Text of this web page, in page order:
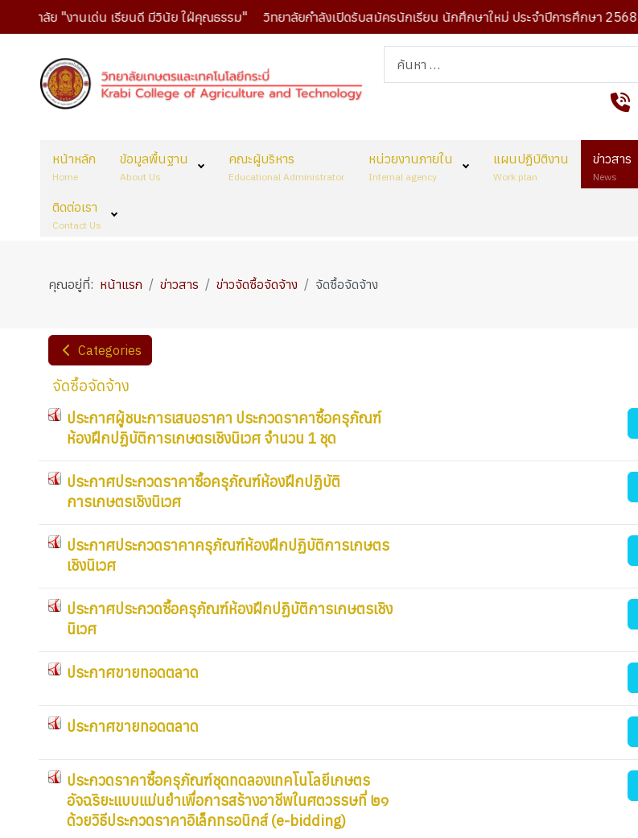
าลัย "งานเด่น เรียนดี มีวินัย ใฝ่คุณธรรม" วิทยาลัยกำลังเปิดรับสมัครนักเรียน นักศึกษาใหม่ ประจำปีการศึกษา 2568
การค้นหา
หน้าหลัก
Home
ข้อมูลพื้นฐาน
About Us
คณะผู้บริหาร
Educational Administrator
หน่วยงานภายใน
Internal agency
แผนปฏิบัติงาน
Work plan
ข่าวสาร
News
ติดต่อเรา
Contact Us
คุณอยู่ที่: หน้าแรก ข่าวสาร ข่าวจัดซื้อจัดจ้าง จัดซื้อจัดจ้าง
Categories
จัดซื้อจัดจ้าง
ประกาศผู้ชนะการเสนอราคา ประกวดราคาซื้อครุภัณฑ์
ห้องฝึกปฏิบัติการเกษตรเชิงนิเวศ จำนวน 1 ชุด
ประกาศประกวดราคาซื้อครุภัณฑ์ห้องฝึกปฏิบัติ
การเกษตรเชิงนิเวศ
ประกาศประกวดราคาครุภัณฑ์ห้องฝึกปฏิบัติการเกษตร
เชิงนิเวศ
ประกาศประกวดซื้อครุภัณฑ์ห้องฝึกปฏิบัติการเกษตรเชิง
นิเวศ
ประกาศขายทอดตลาด
ประกาศขายทอดตลาด
ประกวดราคาซื้อครุภัณฑ์ชุดทดลองเทคโนโลยีเกษตร
อัจฉริยะแบบแม่นยำเพื่อการสร้างอาชีพในศตวรรษที่ ๒๑
ด้วยวิธีประกวดราคาอิเล็กทรอนิกส์ (e-bidding)